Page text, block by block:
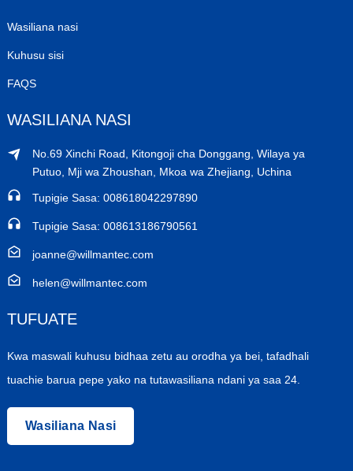
Wasiliana nasi
Kuhusu sisi
FAQS
WASILIANA NASI
No.69 Xinchi Road, Kitongoji cha Donggang, Wilaya ya
Putuo, Mji wa Zhoushan, Mkoa wa Zhejiang, Uchina
Tupigie Sasa: ​​008618042297890
Tupigie Sasa: ​​008613186790561
joanne@willmantec.com
helen@willmantec.com
TUFUATE
Kwa maswali kuhusu bidhaa zetu au orodha ya bei, tafadhali
tuachie barua pepe yako na tutawasiliana ndani ya saa 24.
Wasiliana Nasi